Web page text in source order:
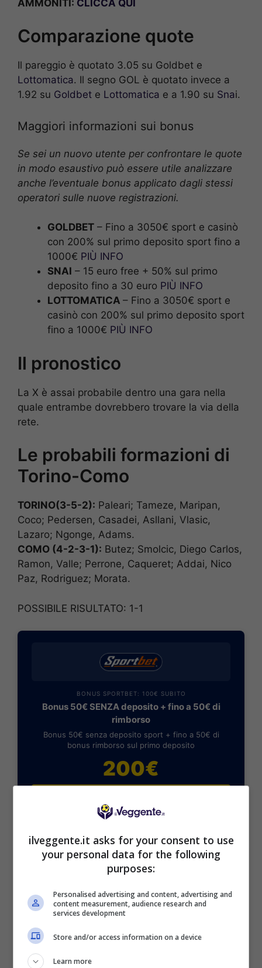
AMMONITI: CLICCA QUI
Comparazione quote
Il pareggio è quotato 3.05 su Goldbet e
Lottomatica. Il segno GOL è quotato invece a
1.92 su Goldbet e Lottomatica e a 1.90 su Snai.
Maggiori informazioni sui bonus
Se sei un nuovo utente per confrontare le quote
in modo esaustivo può essere utile analizzare
anche l’eventuale bonus applicato dagli stessi
operatori sulle nuove registrazioni.
GOLDBET – Fino a 3050€ sport e casinò
con 200% sul primo deposito sport fino a
1000€ PIÙ INFO
SNAI – 15 euro free + 50% sul primo
deposito fino a 30 euro PIÙ INFO
LOTTOMATICA – Fino a 3050€ sport e
casinò con 200% sul primo deposito sport
fino a 1000€ PIÙ INFO
Il pronostico
La X è assai probabile dentro una gara nella
quale entrambe dovrebbero trovare la via della
rete.
Le probabili formazioni di
Torino-Como
TORINO(3-5-2): Paleari; Tameze, Maripan,
Coco; Pedersen, Casadei, Asllani, Vlasic,
Lazaro; Ngonge, Adams.
COMO (4-2-3-1): Butez; Smolcic, Diego Carlos,
Ramon, Valle; Perrone, Caqueret; Addai, Nico
Paz, Rodriguez; Morata.
POSSIBILE RISULTATO: 1-1
BONUS SPORTBET: 100€ SUBITO
Bonus 50€ SENZA deposito + fino a 50€ di
rimborso
Bonus 50€ senza deposito sport + fino a 50€ di
bonus rimborso sul primo deposito
200€
BONUS BENVENUTO GOLDBET: 2.050€
Fino a 2050€ sport e casino
Per i nuovi registrati: 100% fino a 2.000€ in Bonus
Scommesse + 50% del primo deposito fino a 50€
ilveggente.it asks for your consent to use
your personal data for the following
purposes:
Personalised advertising and content, advertising and
content measurement, audience research and
services development
Store and/or access information on a device
Learn more